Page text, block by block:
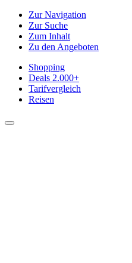
Zur Navigation
Zur Suche
Zum Inhalt
Zu den Angeboten
Shopping
Deals 2.000+
Tarifvergleich
Reisen